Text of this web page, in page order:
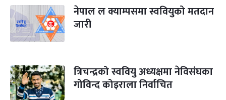
नेपाल ल क्याम्पसमा स्ववियुको मतदान
जारी
त्रिचन्द्रको स्ववियु अध्यक्षमा नेविसंघका
गोविन्द कोइराला निर्वाचित